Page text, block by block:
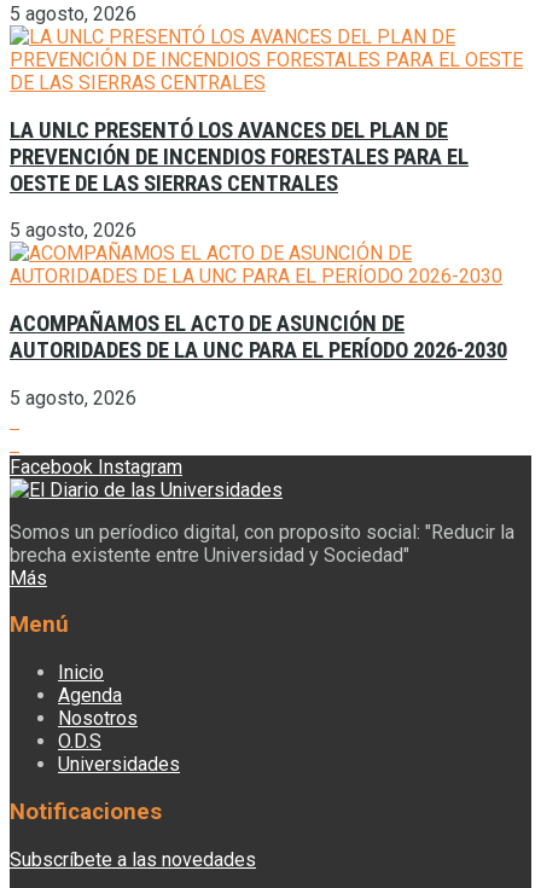
5 agosto, 2026
LA UNLC PRESENTÓ LOS AVANCES DEL PLAN DE
PREVENCIÓN DE INCENDIOS FORESTALES PARA EL
OESTE DE LAS SIERRAS CENTRALES
5 agosto, 2026
ACOMPAÑAMOS EL ACTO DE ASUNCIÓN DE
AUTORIDADES DE LA UNC PARA EL PERÍODO 2026-2030
5 agosto, 2026
Facebook Instagram
Somos un períodico digital, con proposito social: "Reducir la
brecha existente entre Universidad y Sociedad"
Más
Menú
Inicio
Agenda
Nosotros
O.D.S
Universidades
Notificaciones
Subscríbete a las novedades